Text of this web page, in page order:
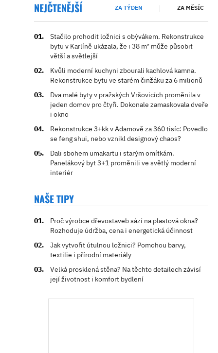
NEJČTENĚJŠÍ ZA TÝDEN ZA MĚSÍC
Stačilo prohodit ložnici s obývákem. Rekonstrukce
bytu v Karlíně ukázala, že i 38 m² může působit
větší a světlejší
Kvůli moderní kuchyni zbourali kachlová kamna.
Rekonstrukce bytu ve starém činžáku za 6 milionů
Dva malé byty v pražských Vršovicích proměnila v
jeden domov pro čtyři. Dokonale zamaskovala dveře
i okno
Rekonstrukce 3+kk v Adamově za 360 tisíc: Povedlo
se feng shui, nebo vznikl designový chaos?
Dali sbohem umakartu i starým omítkám.
Panelákový byt 3+1 proměnili ve světlý moderní
interiér
NAŠE TIPY
Proč výrobce dřevostaveb sází na plastová okna?
Rozhoduje údržba, cena i energetická účinnost
Jak vytvořit útulnou ložnici? Pomohou barvy,
textilie i přírodní materiály
Velká prosklená stěna? Na těchto detailech závisí
její životnost i komfort bydlení